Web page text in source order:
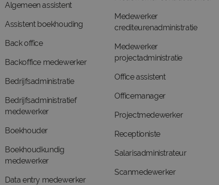
Algemeen assistent
Assistent boekhouding
Back office
Backoffice medewerker
Bedrijfsadministratie
Bedrijfsadministratief
medewerker
Boekhouder
Boekhoudkundig
medewerker
Data entry medewerker
Medewerker
crediteurenadministratie
Medewerker
projectadministratie
Office assistent
Officemanager
Projectmedewerker
Receptioniste
Salarisadministrateur
Scanmedewerker